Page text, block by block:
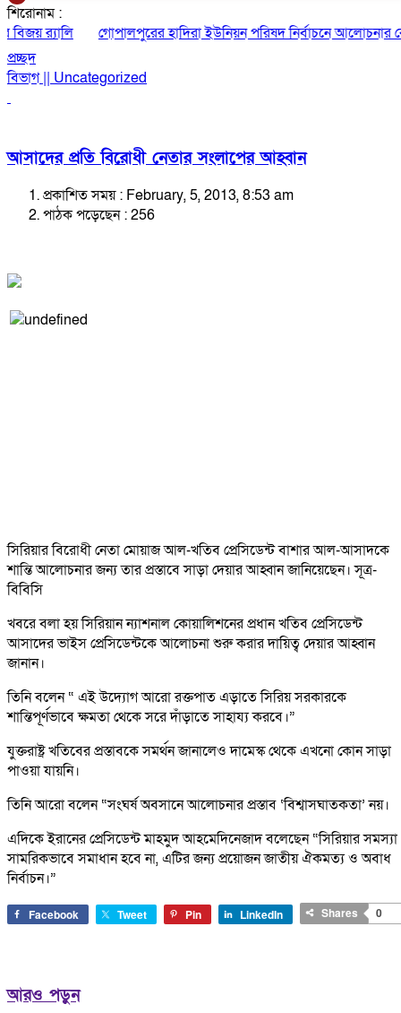
শিরোনাম :
র‍্যালি
গোপালপুরের হাদিরা ইউনিয়ন পরিষদ নির্বাচনে আলোচনার
প্রচ্ছদ
বিভাগ || Uncategorized
আসাদের প্রতি বিরোধী নেতার সংলাপের আহ্বান
প্রকাশিত সময় : February, 5, 2013, 8:53 am
পাঠক পড়েছেন :256
সিরিয়ার বিরোধী নেতা মোয়াজ আল-খতিব প্রেসিডেন্ট বাশার আল-আসাদকে
শান্তি আলোচনার জন্য তার প্রস্তাবে সাড়া দেয়ার আহ্বান জানিয়েছেন। সূত্র-
বিবিসি
খবরে বলা হয় সিরিয়ান ন্যাশনাল কোয়ালিশনের প্রধান খতিব প্রেসিডেন্ট
আসাদের ভাইস প্রেসিডেন্টকে আলোচনা শুরু করার দায়িত্ব দেয়ার আহ্বান
জানান।
তিনি বলেন “ এই উদ্যোগ আরো রক্তপাত এড়াতে সিরিয় সরকারকে
শান্তিপূর্ণভাবে ক্ষমতা থেকে সরে দাঁড়াতে সাহায্য করবে।‌”
যুক্তরাষ্ট্র খতিবের প্রস্তাবকে সমর্থন জানালেও দামেস্ক থেকে এখনো কোন সাড়া
পাওয়া যায়নি।
তিনি আরো বলেন “সংঘর্ষ অবসানে আলোচনার প্রস্তাব ‘বিশ্বাসঘাতকতা’ নয়।
এদিকে ইরানের প্রেসিডেন্ট মাহমুদ আহমেদিনেজাদ বলেছেন “সিরিয়ার সমস্যা
সামরিকভাবে সমাধান হবে না, এটির জন্য প্রয়োজন জাতীয় ঐকমত্য ও অবাধ
নির্বাচন।‌”
Facebook Tweet Pin LinkedIn Shares 0
আরও পড়ুন